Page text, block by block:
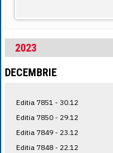
2023
DECEMBRIE
Editia 7851 - 30.12
Editia 7850 - 29.12
Editia 7849 - 23.12
Editia 7848 - 22.12